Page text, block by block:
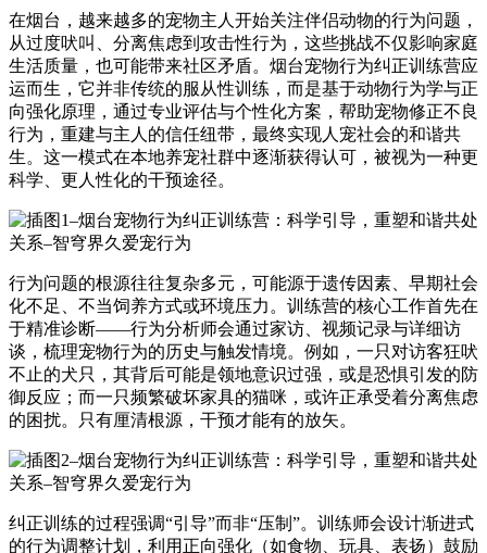
在烟台，越来越多的宠物主人开始关注伴侣动物的行为问题，
从过度吠叫、分离焦虑到攻击性行为，这些挑战不仅影响家庭
生活质量，也可能带来社区矛盾。烟台宠物行为纠正训练营应
运而生，它并非传统的服从性训练，而是基于动物行为学与正
向强化原理，通过专业评估与个性化方案，帮助宠物修正不良
行为，重建与主人的信任纽带，最终实现人宠社会的和谐共
生。这一模式在本地养宠社群中逐渐获得认可，被视为一种更
科学、更人性化的干预途径。
行为问题的根源往往复杂多元，可能源于遗传因素、早期社会
化不足、不当饲养方式或环境压力。训练营的核心工作首先在
于精准诊断——行为分析师会通过家访、视频记录与详细访
谈，梳理宠物行为的历史与触发情境。例如，一只对访客狂吠
不止的犬只，其背后可能是领地意识过强，或是恐惧引发的防
御反应；而一只频繁破坏家具的猫咪，或许正承受着分离焦虑
的困扰。只有厘清根源，干预才能有的放矢。
纠正训练的过程强调“引导”而非“压制”。训练师会设计渐进式
的行为调整计划，利用正向强化（如食物、玩具、表扬）鼓励